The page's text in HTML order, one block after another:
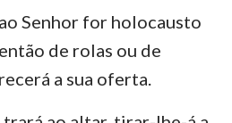
4 5 6
7
11 12 13
18 19 20
Senhor for holocausto
de rolas ou de
a sua oferta.